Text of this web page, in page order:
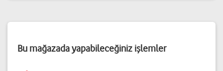
Bu mağazada yapabileceğiniz işlemler